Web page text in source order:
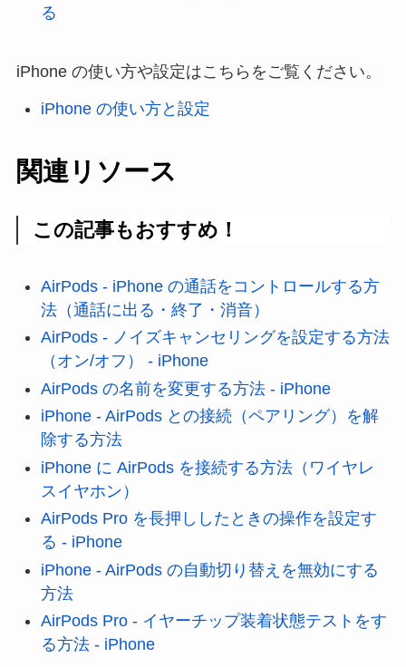
る
iPhone の使い方や設定はこちらをご覧ください。
iPhone の使い方と設定
関連リソース
この記事もおすすめ！
AirPods - iPhone の通話をコントロールする方
法（通話に出る・終了・消音）
AirPods - ノイズキャンセリングを設定する方法
（オン/オフ） - iPhone
AirPods の名前を変更する方法 - iPhone
iPhone - AirPods との接続（ペアリング）を解
除する方法
iPhone に AirPods を接続する方法（ワイヤレ
スイヤホン）
AirPods Pro を長押ししたときの操作を設定す
る - iPhone
iPhone - AirPods の自動切り替えを無効にする
方法
AirPods Pro - イヤーチップ装着状態テストをす
る方法 - iPhone